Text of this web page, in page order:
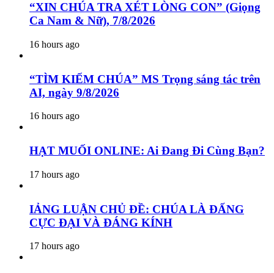
“XIN CHÚA TRA XÉT LÒNG CON” (Giọng
Ca Nam & Nữ), 7/8/2026
16 hours ago
“TÌM KIẾM CHÚA” MS Trọng sáng tác trên
AI, ngày 9/8/2026
16 hours ago
HẠT MUỐI ONLINE: Ai Đang Đi Cùng Bạn?
17 hours ago
IẢNG LUẬN CHỦ ĐỀ: CHÚA LÀ ĐẤNG
CỰC ĐẠI VÀ ĐÁNG KÍNH
17 hours ago